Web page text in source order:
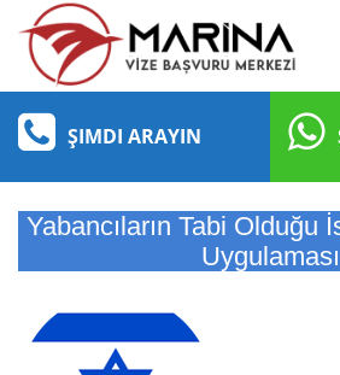
ŞIMDI ARAYIN
Yabancıların Tabi Olduğu
Uygulaması